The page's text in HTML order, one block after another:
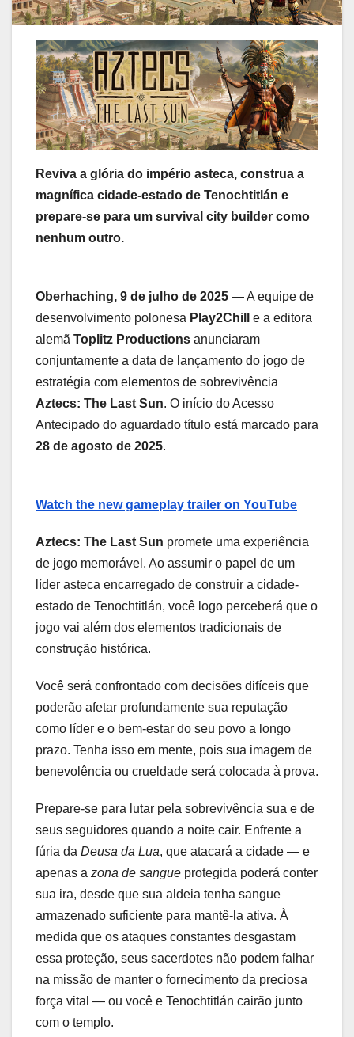
Reviva a glória do império asteca, construa a
magnífica cidade-estado de Tenochtitlán e
prepare-se para um survival city builder como
nenhum outro.
Oberhaching, 9 de julho de 2025 — A equipe de
desenvolvimento polonesa Play2Chill
e a editora
alemã Toplitz Productions anunciaram
conjuntamente a data de lançamento do jogo de
estratégia com elementos de sobrevivência
Aztecs: The Last Sun. O início do Acesso
Antecipado do aguardado título está marcado para
28 de agosto de 2025.
Watch the new gameplay trailer on YouTube
Aztecs: The Last Sun promete uma experiência
de jogo memorável. Ao assumir o papel de um
líder asteca encarregado de construir a cidade-
estado de Tenochtitlán, você logo perceberá que o
jogo vai além dos elementos tradicionais de
construção histórica.
Você será confrontado com decisões difíceis que
poderão afetar profundamente sua reputação
como líder e o bem-estar do seu povo a longo
prazo. Tenha isso em mente, pois sua imagem de
benevolência ou crueldade será colocada à prova.
Prepare-se para lutar pela sobrevivência sua e de
seus seguidores quando a noite cair. Enfrente a
fúria da Deusa da Lua, que atacará a cidade — e
apenas a zona de sangue protegida poderá conter
sua ira, desde que sua aldeia tenha sangue
armazenado suficiente para mantê-la ativa. À
medida que os ataques constantes desgastam
essa proteção, seus sacerdotes não podem falhar
na missão de manter o fornecimento da preciosa
força vital — ou você e Tenochtitlán cairão junto
com o templo.